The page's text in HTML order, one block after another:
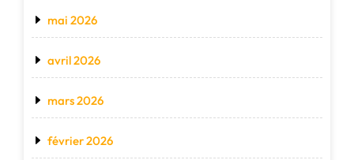
mai 2026
avril 2026
mars 2026
février 2026